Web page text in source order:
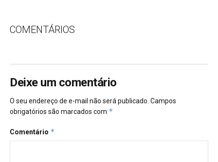
COMENTÁRIOS
Deixe um comentário
O seu endereço de e-mail não será publicado. Campos
obrigatórios são marcados com *
Comentário *